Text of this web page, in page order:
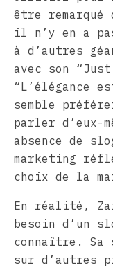
être remarqué
il n’y en a
à d’autres
avec son
“L’élégance
semble
parler d’eux-
absence de
marketing
choix de la
En réalité,
besoin d’un
connaître. Sa
sur